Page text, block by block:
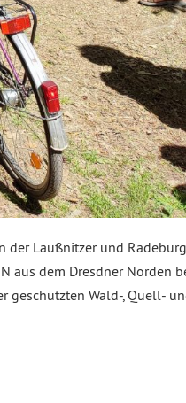
der Laußnitzer und
aus dem Dresdner Norden
geschützten Wald-, Quell-